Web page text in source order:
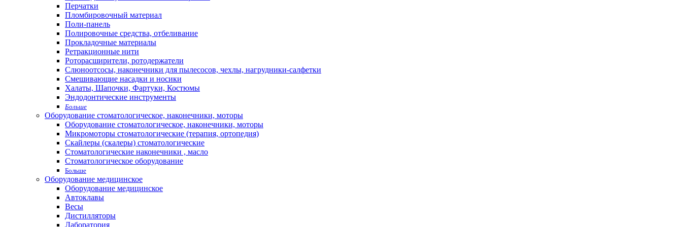
Перчатки
Пломбировочный материал
Поли-панель
Полировочные средства, отбеливание
Прокладочные материалы
Ретракционные нити
Роторасширители, ротодержатели
Слюноотсосы, наконечники для пылесосов, чехлы, нагрудники-салфетки
Смешивающие насадки и носики
Халаты, Шапочки, Фартуки, Костюмы
Эндодонтические инструменты
Больше
Оборудование стоматологическое, наконечники, моторы
Оборудование стоматологическое, наконечники, моторы
Микромоторы стоматологические (терапия, ортопедия)
Скайлеры (скалеры) стоматологические
Стоматологические наконечники , масло
Стоматологическое оборудование
Больше
Оборудование медицинское
Оборудование медицинское
Автоклавы
Весы
Дистилляторы
Лаборатория